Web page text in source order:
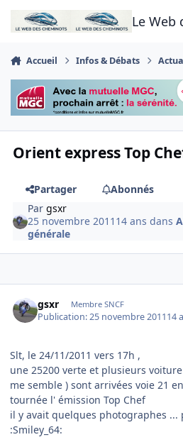
Aller au contenu
Le Web
Accueil Infos & Débats
Orient express Top
Partager
Abonnés
Pargsxr
25 novembre 2011 14 ans dans
générale
gsxr Membre SNCF
Publication:25 novembre 201114
Slt, le 24/11/2011 vers 17h ,
une 25200 verte et plusieurs
me semble ) sont arrivées voie 21
tournée l' émission Top Chef
il y avait quelques photographes
:Smiley_64: